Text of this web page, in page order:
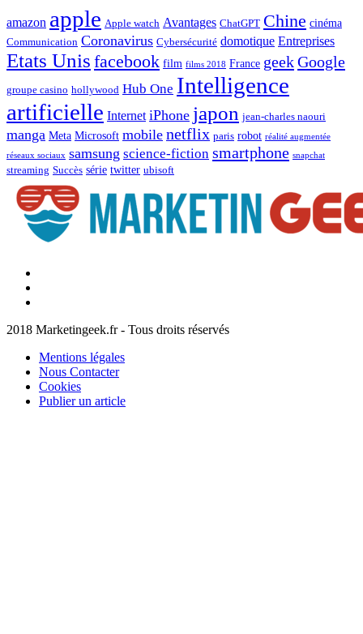
amazon apple Apple watch Avantages ChatGPT Chine cinéma
Communication Coronavirus Cybersécurité domotique Entreprises
Etats Unis facebook film films 2018 France geekGoogle
groupe casino hollywood Hub One Intelligence
artificielle Internet iPhone japon jean-charles naouri
manga Meta Microsoft mobile netflix paris robot réalité augmentée
réseaux sociaux samsung science-fiction smartphone snapchat
streaming Succès série twitter ubisoft
2018 Marketingeek.fr - Tous droits réservés
Mentions légales
Nous Contacter
Cookies
Publier un article